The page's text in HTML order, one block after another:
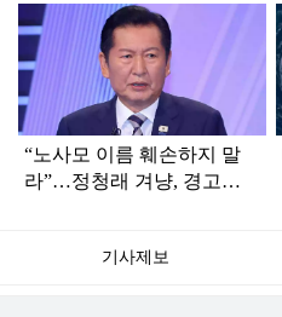
탑
라
인
“노사모 이름 훼손하지 말
라”…정청래 겨냥, 경고장
기사제보